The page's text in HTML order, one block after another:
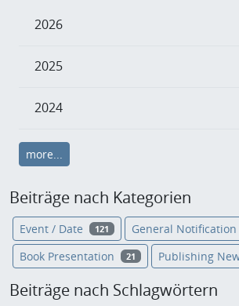
2026
2025
2024
more...
Beiträge nach Kategorien
Event / Date 121 General Notification
Book Presentation 21 Publishing
Beiträge nach Schlagwörtern